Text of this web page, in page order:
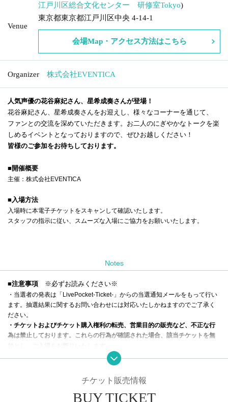
Venue
江戸川区総合文化センター 研修室Tokyo)
東京都東京都江戸川区中央 4-14-1
会場Map・アクセス方法はこちら
Organizer 株式会社EVENTICA
人気声優の花谷麻妃さん、星希成奏さんが登場！
花谷麻妃さん、星希成奏さんをお迎えし、様々なコーナーを通じて、
ファンとの交流を深めていただきます。お二人のにぎやかなトークを楽
しめるイベントとなっておりますので、ぜひお越しください！
皆様のご参加をお待ちしております。
■開催概要
主催：株式会社EVENTICA
■入場方法
入場時に本電子チケットをスキャンして確認いたします。
スタッフの指示に従い、スムーズな入場にご協力をお願いいたします。
Notes
■注意事項 ※必ずお読みください※
・当選者の発表は「LivePocket-Ticket- 」からの当選通知メールをもって行い
ます。抽選結果に関するお問い合わせには対応いたしかねますのでご了承く
ださい。
・チケットおよびチケット購入権利の転売、営業目的の販売など、不正な行
為は禁止しております。これらの行為が確認された場合、該当チケットを無
本人確認をさせていただきますので、顔写真付きの身分証をお
・開演時間を過ぎてからのご入場は、演出の都合上、お席のご案内ができな
チケット販売情報
BUY TICKET